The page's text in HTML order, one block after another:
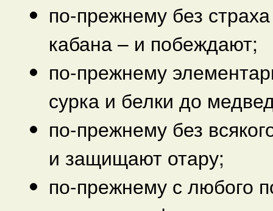
по-прежнему без
кабана – и побеждают;
по-прежнему
сурка и белки до
по-прежнему без
и защищают отару;
по-прежнему с любого